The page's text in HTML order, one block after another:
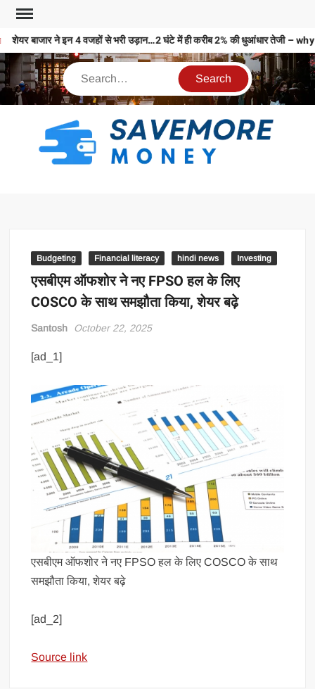
शेयर बाजार ने इन 4 वजहों से भरी उड़ान…2 घंटे में ही करीब 2% की धुआंधार
Budgeting Financial literacy hindi news Investing
एसबीएम ऑफशोर ने नए FPSO हल के लिए
COSCO के साथ समझौता किया, शेयर बढ़े
Santosh October 22, 2025
[ad_1]
एसबीएम ऑफशोर ने नए FPSO हल के लिए COSCO के साथ
समझौता किया, शेयर बढ़े
[ad_2]
Source link